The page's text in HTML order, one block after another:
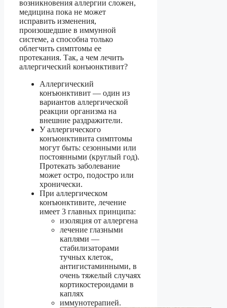
возникновения аллергии сложен,
медицина пока не может
исправить изменения,
произошедшие в иммунной
системе, а способна только
облегчить симптомы ее
протекания. Так, а чем лечить
аллергический конъюнктивит?
Аллергический
конъюнктивит — один из
вариантов аллергической
реакции организма на
внешние раздражители.
У аллергического
конъюнктивита симптомы
могут быть: сезонными или
постоянными (круглый год).
Протекать заболевание
может остро, подостро или
хронически.
При аллергическом
конъюнктивите, лечение
имеет 3 главных принципа:
изоляция от аллергена
лечение глазными
каплями —
стабилизаторами
тучных клеток,
антигистаминными, в
очень тяжелый случаях
кортикостероидами в
каплях
иммунотерапией.